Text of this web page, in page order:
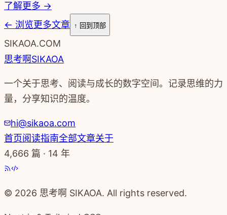
了解更多 →
← 浏览更多文章 ↑ 回到顶部
SIKAOA.COM
思考啊SIKAOA
一个关于思考、阅读与成长的数字空间。记录思维的力
量，分享知识的温度。
hi@sikaoa.com
首页阅读指南全部文章关于
4,666 篇 · 14 年
© 2026 思考啊 SIKAOA. All rights reserved.